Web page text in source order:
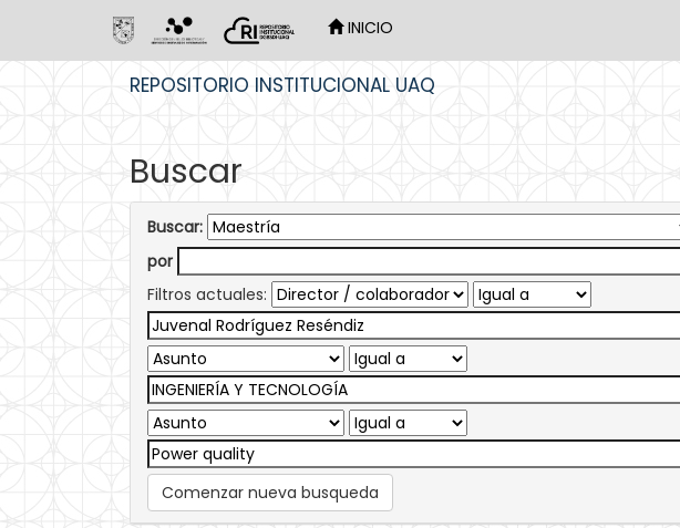
INICIO
REPOSITORIO INSTITUCIONAL UAQ
Buscar
Buscar:
por
Filtros actuales:
Comenzar nueva busqueda